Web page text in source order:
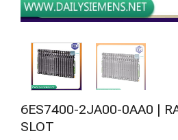
6ES7400-2JA00-0AA0 |
SLOT